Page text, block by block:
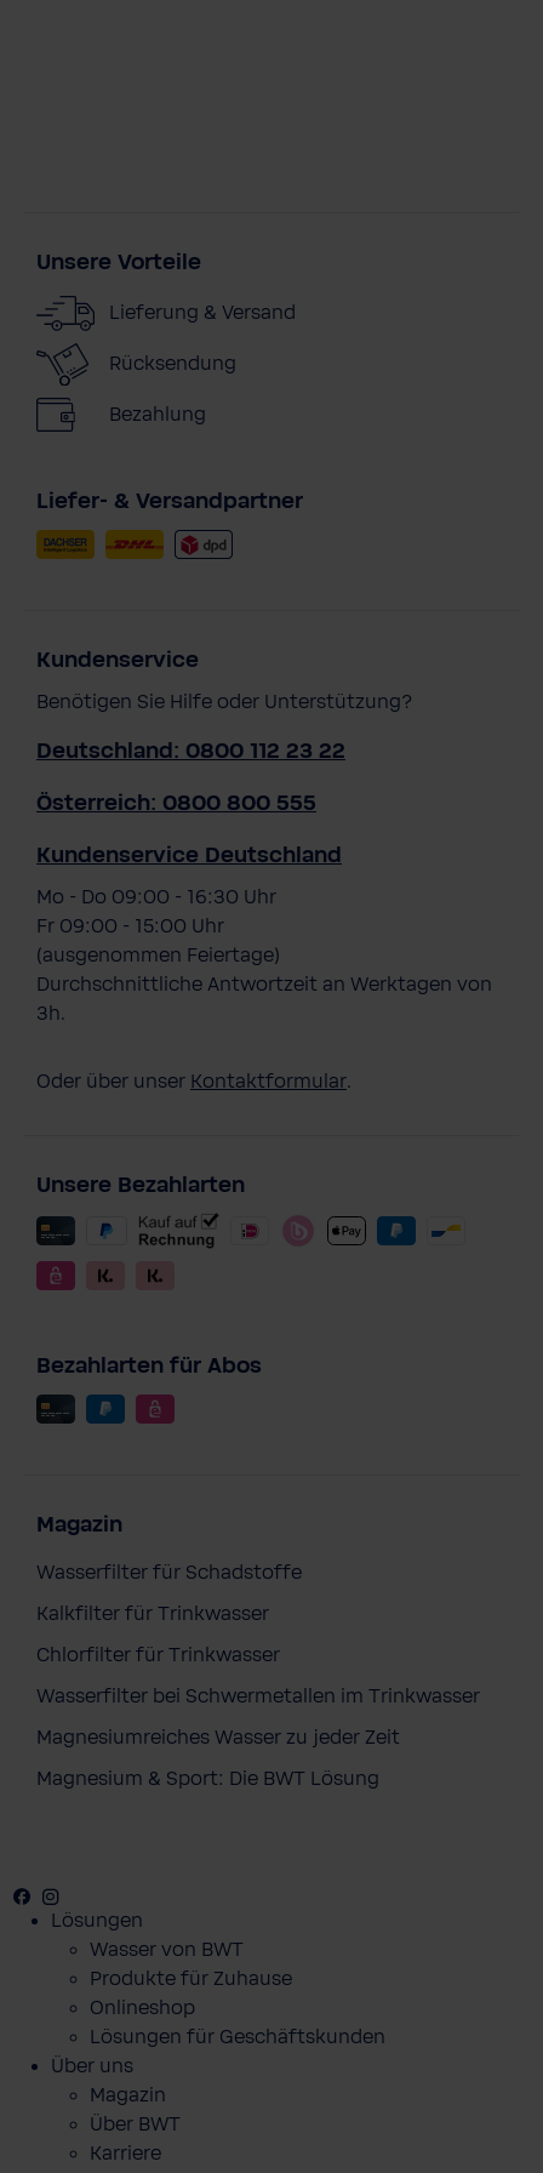
Unsere Vorteile
Lieferung & Versand
Rücksendung
Bezahlung
Liefer- & Versandpartner
Kundenservice
Benötigen Sie Hilfe oder Unterstützung?
Deutschland: 0800 112 23 22
Österreich: 0800 800 555
Kundenservice Deutschland
Mo - Do 09:00 - 16:30 Uhr
Fr 09:00 - 15:00 Uhr
(ausgenommen Feiertage)
Durchschnittliche Antwortzeit an Werktagen von
3h.
Oder über unser Kontaktformular.
Unsere Bezahlarten
Bezahlarten für Abos
Magazin
Wasserfilter für Schadstoffe
Kalkfilter für Trinkwasser
Chlorfilter für Trinkwasser
Wasserfilter bei Schwermetallen im Trinkwasser
Magnesiumreiches Wasser zu jeder Zeit
Magnesium & Sport: Die BWT Lösung
Facebook
Youtube
Lösungen
Wasser von BWT
Produkte für Zuhause
Onlineshop
Lösungen für Geschäftskunden
Über uns
Magazin
Über BWT
Karriere